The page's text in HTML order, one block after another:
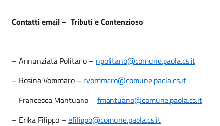
Contatti email – Tributi e Contenzioso
– Annunziata Politano – npolitano@comune.paola.cs.it
– Rosina Vommaro – rvommaro@comune.paola.cs.it
– Francesca Mantuano – fmantuano@comune.paola.cs.it
– Erika Filippo – efilippo@comune.paola.cs.it